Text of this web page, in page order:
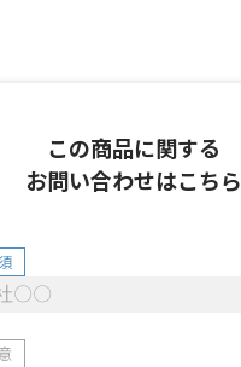
この商品に関する
お問い合わせはこちら